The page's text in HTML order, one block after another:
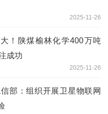
2025-11-26
！陕煤榆林化学400万吨
成功
2025-11-26
部：组织开展卫星物联网